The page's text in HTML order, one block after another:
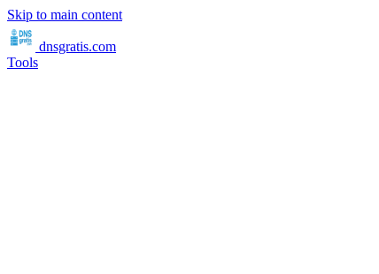
Skip to main content
dnsgratis.com
Tools